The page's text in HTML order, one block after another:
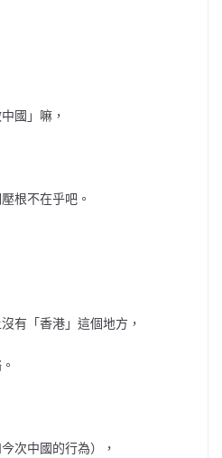
國」嘛，
根不在乎吧。
有「香港」這個地方，
次中國的行為），